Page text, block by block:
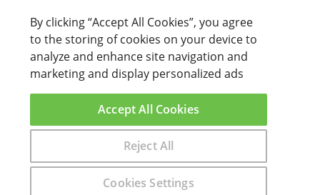
Encuentra aquí el curso que buscas
CENTROS DE FORMACIÓN
Anunciar cursos
USUARIOS
Aviso legal
By clicking “Accept All Cookies”, you agree
to the storing of cookies on your device to
analyze and enhance site navigation and
marketing and display personalized ads
Cookies Settings
Reject All
Accept All Cookies